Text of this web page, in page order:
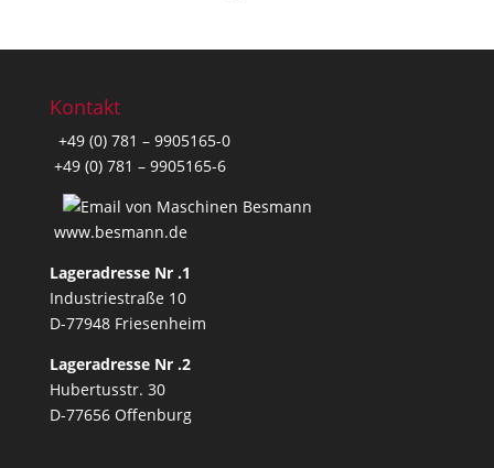
Kontakt
+49 (0) 781 – 9905165-0
+49 (0) 781 – 9905165-6
www.besmann.de
Lageradresse Nr .1
Industriestraße 10
D-77948 Friesenheim
Lageradresse Nr .2
Hubertusstr. 30
D-77656 Offenburg